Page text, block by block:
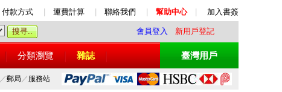
付款方式 運費計算 聯絡我們 幫助中心 加入書簽
會員登入 新用戶登記
分類瀏覽 雜誌 臺灣用戶
／郵局 ／ 服務站